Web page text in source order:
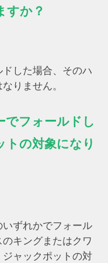
すか？
した場合、そのハ
りません。
でフォールドし
トの対象になり
ずれかでフォール
キングまたはクワ
ャックポットの対